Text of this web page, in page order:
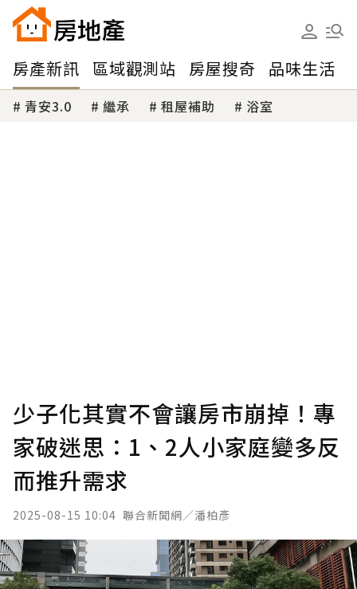
房產新訊 區域觀測站 房屋搜奇 品味生活
青安3.0 繼承 租屋補助 浴室
少子化其實不會讓房市崩掉！專
家破迷思：1、2人小家庭變多反
而推升需求
2025-08-15 10:04 聯合新聞網／潘柏彥